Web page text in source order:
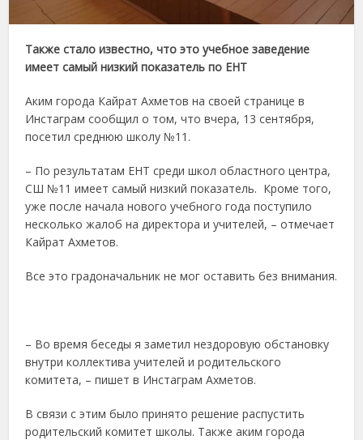
Также стало известно, что это учебное заведение
имеет самый низкий показатель по ЕНТ
Аким города Кайрат Ахметов на своей странице в
Инстаграм сообщил о том, что вчера, 13 сентября,
посетил среднюю школу №11.
– По результатам ЕНТ среди школ областного центра,
СШ №11 имеет самый низкий показатель. Кроме того,
уже после начала нового учебного года поступило
несколько жалоб на директора и учителей, – отмечает
Кайрат Ахметов.
Все это градоначальник не мог оставить без внимания.
– Во время беседы я заметил нездоровую обстановку
внутри коллектива учителей и родительского
комитета, – пишет в Инстаграм Ахметов.
В связи с этим было принято решение распустить
родительский комитет школы. Также аким города